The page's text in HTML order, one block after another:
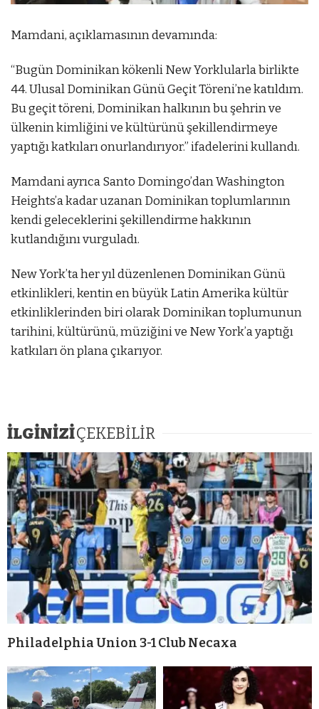
Mamdani, açıklamasının devamında:
“Bugün Dominikan kökenli New Yorklularla birlikte
44. Ulusal Dominikan Günü Geçit Töreni’ne katıldım.
Bu geçit töreni, Dominikan halkının bu şehrin ve
ülkenin kimliğini ve kültürünü şekillendirmeye
yaptığı katkıları onurlandırıyor.” ifadelerini kullandı.
Mamdani ayrıca Santo Domingo’dan Washington
Heights’a kadar uzanan Dominikan toplumlarının
kendi geleceklerini şekillendirme hakkının
kutlandığını vurguladı.
New York’ta her yıl düzenlenen Dominikan Günü
etkinlikleri, kentin en büyük Latin Amerika kültür
etkinliklerinden biri olarak Dominikan toplumunun
tarihini, kültürünü, müziğini ve New York’a yaptığı
katkıları ön plana çıkarıyor.
İLGİNİZİÇEKEBİLİR
Philadelphia Union 3-1 Club Necaxa